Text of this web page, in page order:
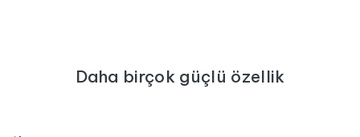
Daha birçok güçlü özellik